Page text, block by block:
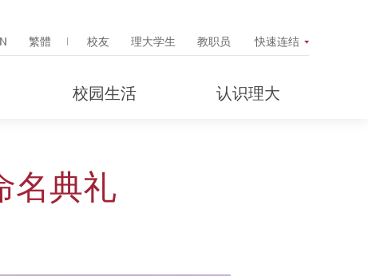
Search Popup
繁體 校友 理大学生 教职员 快速连结
校园生活 认识理大
名典礼